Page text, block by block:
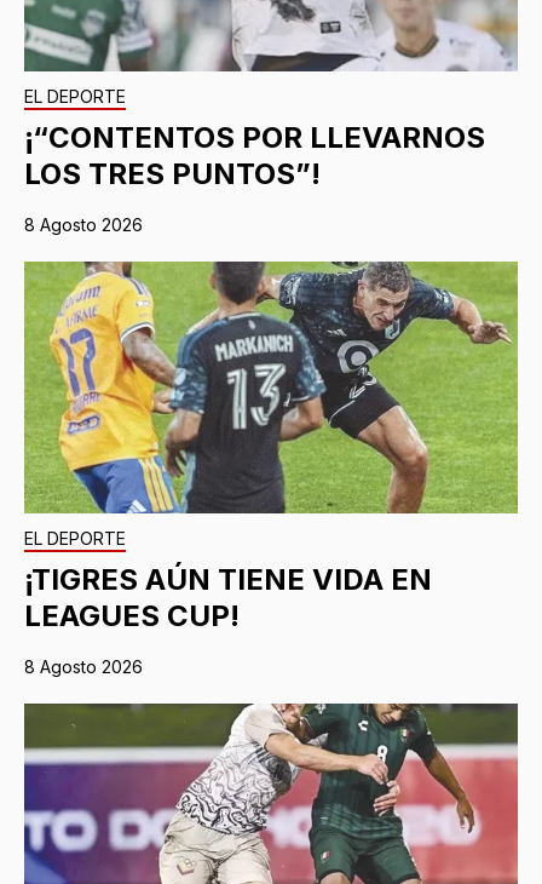
EL DEPORTE
¡“CONTENTOS POR LLEVARNOS
LOS TRES PUNTOS”!
8 Agosto 2026
EL DEPORTE
¡TIGRES AÚN TIENE VIDA EN
LEAGUES CUP!
8 Agosto 2026